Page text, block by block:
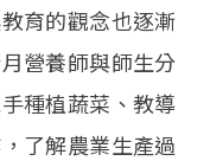
育的觀念也逐漸
營養師與師生分
種植蔬菜、教導
了解農業生產過